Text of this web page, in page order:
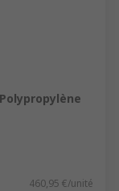
460,95 €/unité